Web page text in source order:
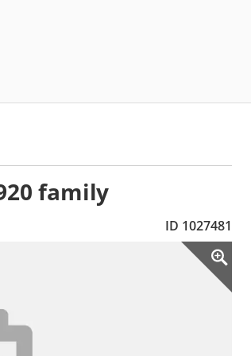
family
ID 1027481